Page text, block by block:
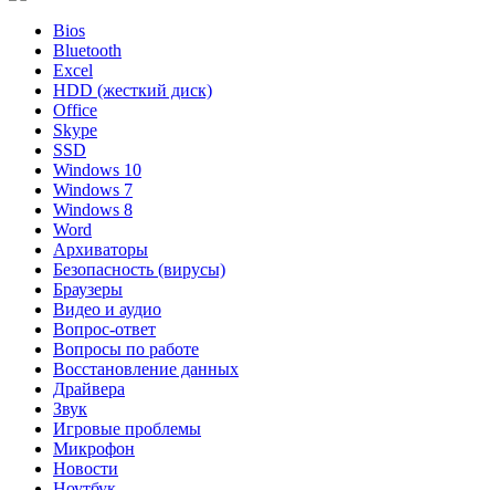
Bios
Bluetooth
Excel
HDD (жесткий диск)
Office
Skype
SSD
Windows 10
Windows 7
Windows 8
Word
Архиваторы
Безопасность (вирусы)
Браузеры
Видео и аудио
Вопрос-ответ
Вопросы по работе
Восстановление данных
Драйвера
Звук
Игровые проблемы
Микрофон
Новости